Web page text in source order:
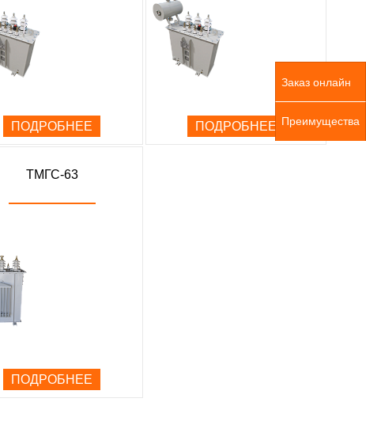
ПОДРОБНЕЕ ПОДРОБНЕЕ
ТМГС-63
ПОДРОБНЕЕ
Заказ онлайн
Преимущества